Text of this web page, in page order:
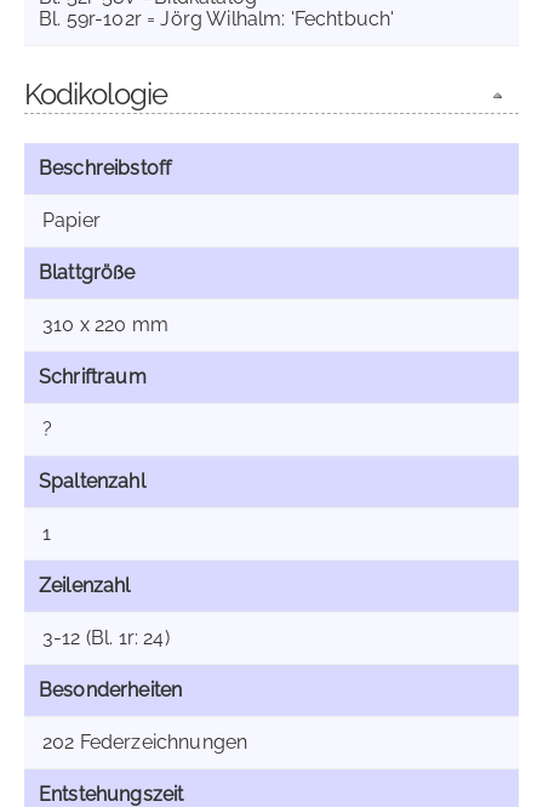
Bl. 59r-102r = Jörg Wilhalm: 'Fechtbuch'
Kodikologie
Beschreibstoff
Papier
Blattgröße
310 x 220 mm
Schriftraum
?
Spaltenzahl
1
Zeilenzahl
3-12 (Bl. 1r: 24)
Besonderheiten
202 Federzeichnungen
Entstehungszeit